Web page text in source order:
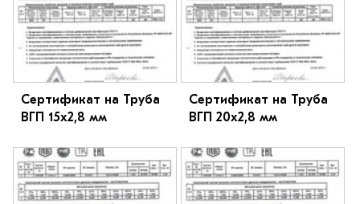
Сертификат на Труба
ВГП 15х2,8 мм
Сертификат на Труба
ВГП 20х2,8 мм